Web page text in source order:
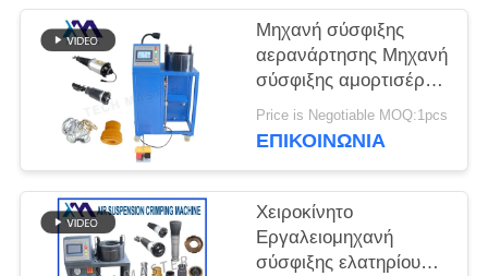
ΧΆΡΤΗΣ
ΙΣΤΌΤΟΠΟΥ
ΜΥΣΤΙΚΌΤΗΤΑ
ΠΟΛΙΤΙΚΉ
Μηχανή σύσφιξης
αερανάρτησης Μηχανή
σύσφιξης αμορτισέρ
αέρα με τοποθέτηση
οθόνης Επισκευή
Price is Negotiable MOQ:1pcs
ΕΠΙΚΟΙΝΩΝΊΑ
Χειροκίνητο
Εργαλειομηχανή
σύσφιξης ελατηρίου